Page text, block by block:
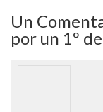
Un
por un 1º